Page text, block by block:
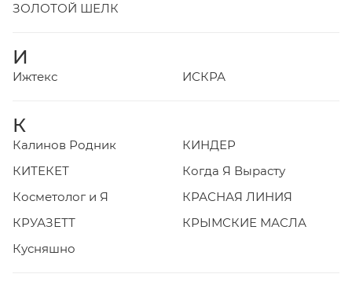
ЗОЛОТОЙ ШЕЛК
И
Ижтекс ИСКРА
К
Калинов Родник
КИНДЕР
КИТЕКЕТ
Когда Я Вырасту
Косметолог и Я
КРАСНАЯ ЛИНИЯ
КРУАЗЕТТ
КРЫМСКИЕ МАСЛА
Кусняшно